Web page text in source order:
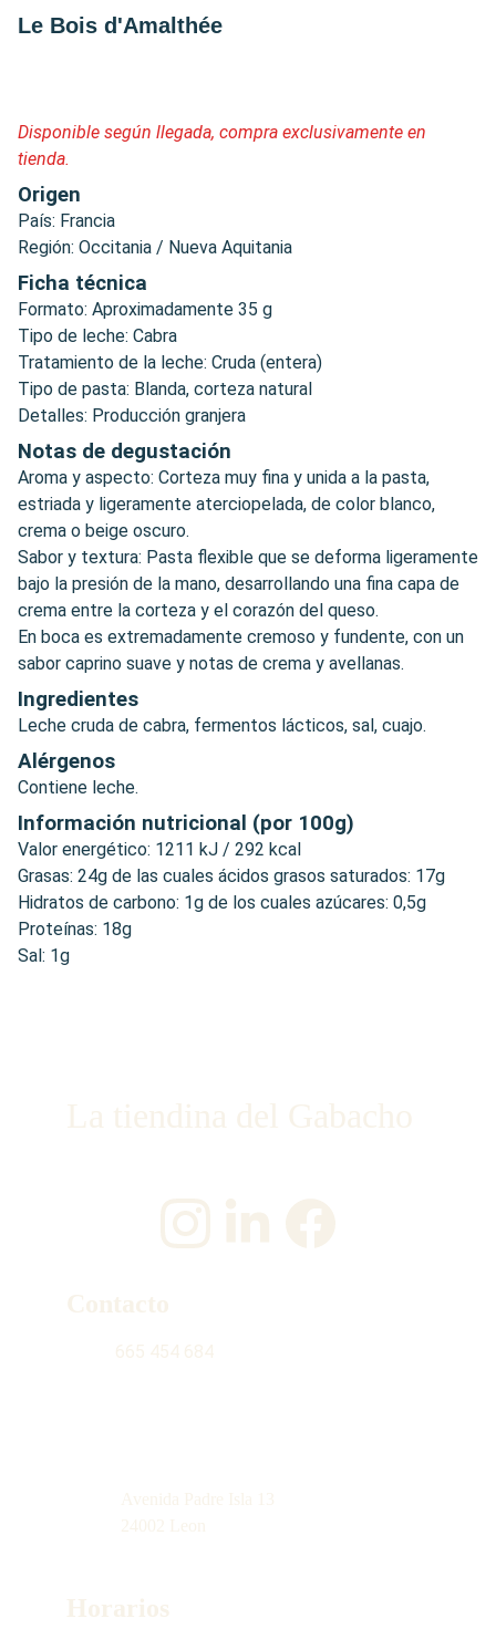
Le Bois d'Amalthée
Disponible según llegada, compra exclusivamente en
tienda.
Origen
País: Francia
Región: Occitania / Nueva Aquitania
Ficha técnica
Formato: Aproximadamente 35 g
Tipo de leche: Cabra
Tratamiento de la leche: Cruda (entera)
Tipo de pasta: Blanda, corteza natural
Detalles: Producción granjera
Notas de degustación
Aroma y aspecto: Corteza muy fina y unida a la pasta,
estriada y ligeramente aterciopelada, de color blanco,
crema o beige oscuro.
Sabor y textura: Pasta flexible que se deforma ligeramente
bajo la presión de la mano, desarrollando una fina capa de
crema entre la corteza y el corazón del queso.
En boca es extremadamente cremoso y fundente, con un
sabor caprino suave y notas de crema y avellanas.
Ingredientes
Leche cruda de cabra, fermentos lácticos, sal, cuajo.
Alérgenos
Contiene leche.
Información nutricional (por 100g)
Valor energético: 1211 kJ / 292 kcal
Grasas: 24g de las cuales ácidos grasos saturados: 17g
Hidratos de carbono: 1g de los cuales azúcares: 0,5g
Proteínas: 18g
Sal: 1g